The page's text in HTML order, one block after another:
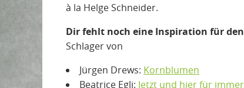
à la Helge Schneider.
Dir fehlt noch eine Inspiration für
Schlager von
Jürgen Drews: Kornblumen
Beatrice Egli: Jetzt und hier für immer